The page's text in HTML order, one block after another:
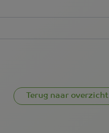
Terug naar overzicht